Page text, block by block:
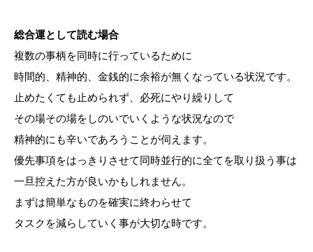
総合運として読む場合
複数の事柄を同時に行っているために
時間的、精神的、金銭的に余裕が無くなっている状況です。
止めたくても止められず、必死にやり繰りして
その場その場をしのいでいくような状況なので
精神的にも辛いであろうことが伺えます。
優先事項をはっきりさせて同時並行的に全てを取り扱う事は
一旦控えた方が良いかもしれません。
まずは簡単なものを確実に終わらせて
タスクを減らしていく事が大切な時です。